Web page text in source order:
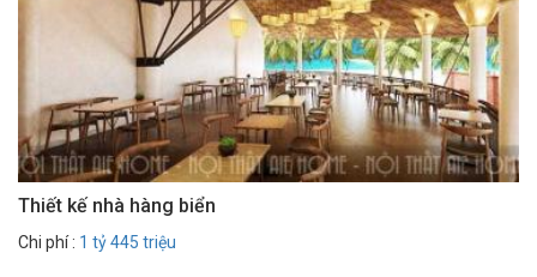
Thiết kế nhà hàng biển
Chi phí : 1 tỷ 445 triệu